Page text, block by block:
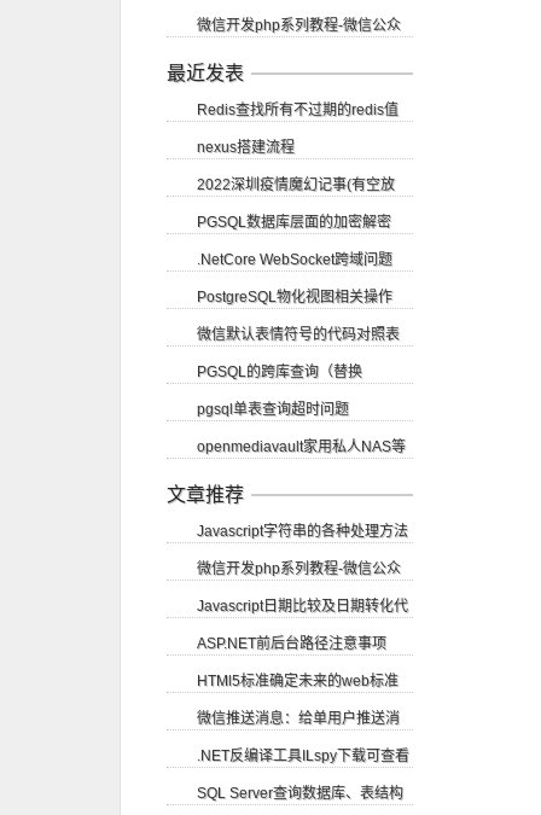
微信开发php系列教程-微信公众
账号申请
最近发表
Redis查找所有不过期的redis值
nexus搭建流程
2022深圳疫情魔幻记事(有空放
图)
PGSQL数据库层面的加密解密
.NetCore WebSocket跨域问题
SignalR CORS跨域
PostgreSQL物化视图相关操作
微信默认表情符号的代码对照表
PGSQL的跨库查询（替换
dblink）
pgsql单表查询超时问题
（vacuum）
openmediavault家用私人NAS等
应用部署教程
文章推荐
Javascript字符串的各种处理方法
微信开发php系列教程-微信公众
账号申请
Javascript日期比较及日期转化代
码
ASP.NET前后台路径注意事项
HTMl5标准确定未来的web标准
微信推送消息：给单用户推送消
息
.NET反编译工具ILspy下载可查看
源码
SQL Server查询数据库、表结构